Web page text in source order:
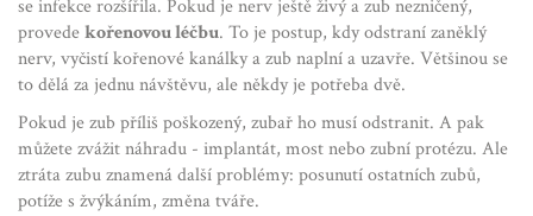
se infekce rozšířila. Pokud je nerv ještě živý a zub nezničený,
provedekořenovou léčbu. To je postup, kdy odstraní zaněklý
nerv, vyčistí kořenové kanálky a zub naplní a uzavře. Většinou se
to dělá za jednu návštěvu, ale někdy je potřeba dvě.
Pokud je zub příliš poškozený, zubař ho musí odstranit. A pak
můžete zvážit náhradu - implantát, most nebo zubní protézu. Ale
ztráta zubu znamená další problémy: posunutí ostatních zubů,
potíže s žvýkáním, změna tváře.